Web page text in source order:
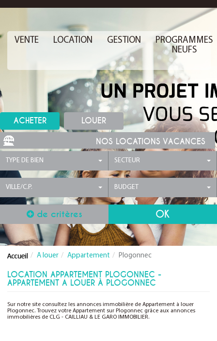
VENTE LOCATION GESTION
PROGRAMMES
NEUFS
ACHETER LOUER
NOS LOCATIONS VACANCES
TYPE DE BIEN SECTEUR
VILLE/C.P. BUDGET
de critères
A louer Appartement Plogonnec
LOCATION APPARTEMENT PLOGONNEC -
APPARTEMENT A LOUER À PLOGONNEC
Sur notre site consultez les annonces immobilière de Appartement à louer
Plogonnec. Trouvez votre Appartement sur Plogonnec grâce aux annonces
immobilières de CLG - CAILLIAU & LE GARO IMMOBILIER.